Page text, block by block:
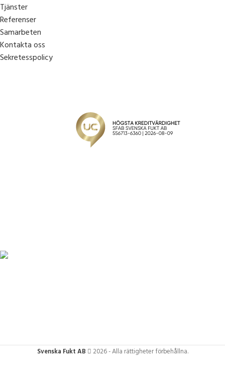
Tjänster
Referenser
Samarbeten
Kontakta oss
Sekretesspolicy
Svenska Fukt AB 2026 - Alla rättigheter förbehållna.